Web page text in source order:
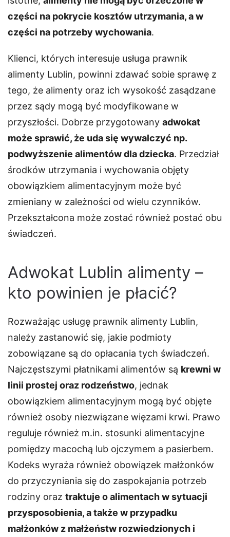
części na pokrycie kosztów utrzymania, a w
części na potrzeby wychowania.
Klienci, których interesuje usługa prawnik
alimenty Lublin, powinni zdawać sobie sprawę z
tego, że alimenty oraz ich wysokość zasądzane
przez sądy mogą być modyfikowane w
przyszłości. Dobrze przygotowany adwokat
może sprawić, że uda się wywalczyć np.
podwyższenie alimentów dla dziecka. Przedział
środków utrzymania i wychowania objęty
obowiązkiem alimentacyjnym może być
zmieniany w zależności od wielu czynników.
Przekształcona może zostać również postać obu
świadczeń.
Adwokat Lublin alimenty –
kto powinien je płacić?
Rozważając usługę prawnik alimenty Lublin,
należy zastanowić się, jakie podmioty
zobowiązane są do opłacania tych świadczeń.
Najczęstszymi płatnikami alimentów są krewni w
linii prostej oraz rodzeństwo, jednak
obowiązkiem alimentacyjnym mogą być objęte
również osoby niezwiązane więzami krwi. Prawo
reguluje również m.in. stosunki alimentacyjne
pomiędzy macochą lub ojczymem a pasierbem.
Kodeks wyraża również obowiązek małżonków
do przyczyniania się do zaspokajania potrzeb
rodziny oraz traktuje o alimentach w sytuacji
przysposobienia, a także w przypadku
małżonków z małżeństw rozwiedzionych i